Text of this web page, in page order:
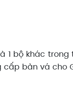
bộ khác
bản vá cho